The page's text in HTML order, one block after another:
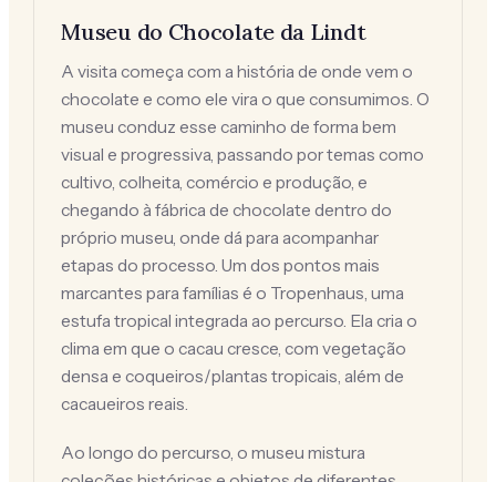
©LEGOLAND Deutschland Resort
PLAYMOBIL-FunPark
Museu do Chocolate da Lindt
A visita começa com a história de onde vem o
chocolate e como ele vira o que consumimos. O
museu conduz esse caminho de forma bem
visual e progressiva, passando por temas como
cultivo, colheita, comércio e produção, e
chegando à fábrica de chocolate dentro do
próprio museu, onde dá para acompanhar
etapas do processo. Um dos pontos mais
marcantes para famílias é o Tropenhaus, uma
estufa tropical integrada ao percurso. Ela cria o
clima em que o cacau cresce, com vegetação
densa e coqueiros/plantas tropicais, além de
cacaueiros reais.
Ao longo do percurso, o museu mistura
Imagem de Karlheinz Melzer da Pixabay.